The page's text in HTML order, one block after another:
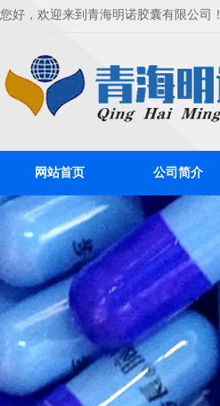
您好，欢迎来到青海明诺胶囊有限公司！
网站首页 公司简介